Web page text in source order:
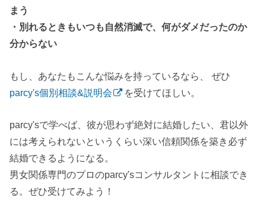
まう
・別れるときもいつも自然消滅で、何がダメだったのか
分からない
もし、あなたもこんな悩みを持っているなら、 ぜひ
parcy's個別相談&説明会
を受けてほしい。
parcy'sで学べば、彼が思わず絶対に結婚したい、君以外
には考えられないというくらい深い信頼関係を築き必ず
結婚できるようになる。
男女関係専門のプロのparcy'sコンサルタントに相談でき
る。ぜひ受けてみよう！